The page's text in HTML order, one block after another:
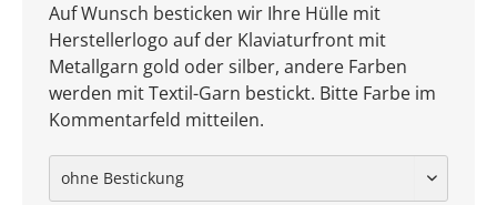
Auf Wunsch besticken wir Ihre Hülle mit
Herstellerlogo auf der Klaviaturfront mit
Metallgarn gold oder silber, andere Farben
werden mit Textil-Garn bestickt. Bitte Farbe im
Kommentarfeld mitteilen.